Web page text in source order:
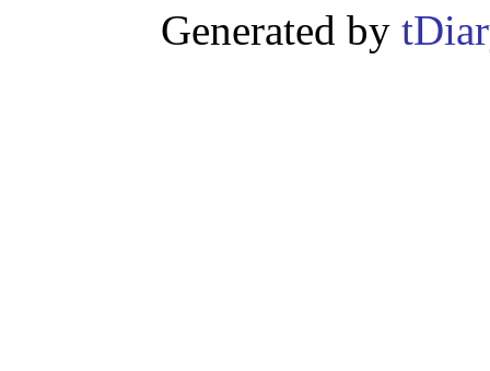
Generated by